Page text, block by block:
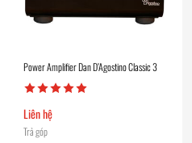
Power Amplifier Dan D’Agostino Classic 3
Liên hệ
Trả góp